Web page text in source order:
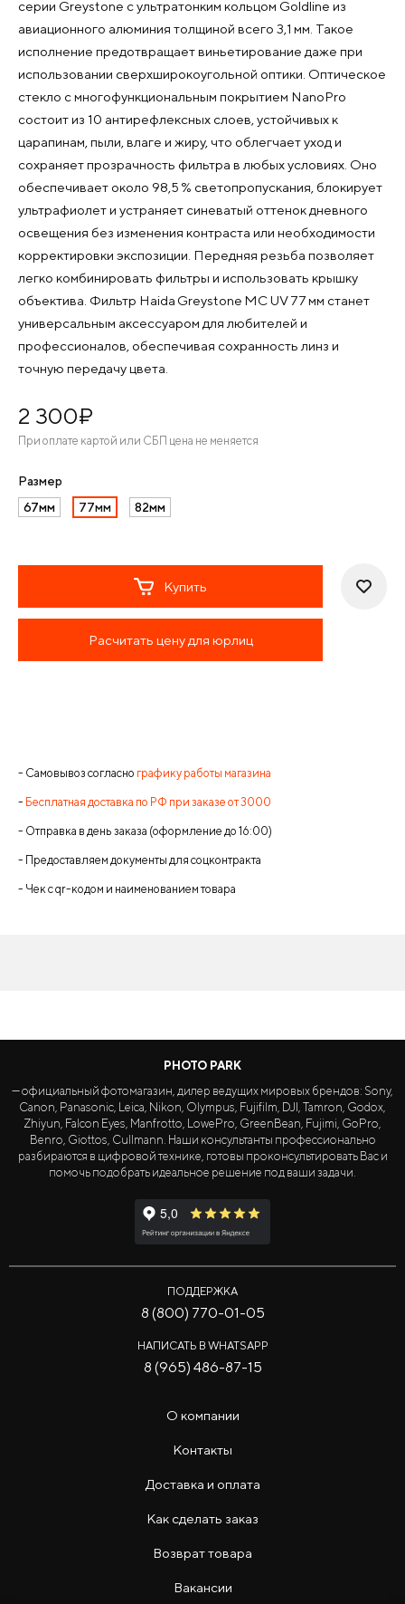
серии Greystone с ультратонким кольцом Goldline из
авиационного алюминия толщиной всего 3,1 мм. Такое
исполнение предотвращает виньетирование даже при
использовании сверхширокоугольной оптики. Оптическое
стекло с многофункциональным покрытием NanoPro
состоит из 10 антирефлексных слоев, устойчивых к
царапинам, пыли, влаге и жиру, что облегчает уход и
сохраняет прозрачность фильтра в любых условиях. Оно
обеспечивает около 98,5 % светопропускания, блокирует
ультрафиолет и устраняет синеватый оттенок дневного
освещения без изменения контраста или необходимости
корректировки экспозиции. Передняя резьба позволяет
легко комбинировать фильтры и использовать крышку
объектива. Фильтр Haida Greystone MC UV 77 мм станет
универсальным аксессуаром для любителей и
профессионалов, обеспечивая сохранность линз и
точную передачу цвета.
2 300¤
При оплате картой или СБП цена не меняется
Размер
67мм
77мм 82мм
Купить
Расчитать цену для юрлиц
- Самовывоз согласно графику работы магазина
- Бесплатная доставка по РФ при заказе от 3000
- Отправка в день заказа (оформление до 16:00)
- Предоставляем документы для соцконтракта
- Чек с qr-кодом и наименованием товара
PHOTO PARK
— официальный фотомагазин, дилер ведущих мировых брендов: Sony,
Canon, Panasonic, Leica, Nikon, Olympus, Fujifilm, DJI, Tamron, Godox,
Zhiyun, Falcon Eyes, Manfrotto, LowePro, GreenBean, Fujimi, GoPro,
Benro, Giottos, Cullmann. Наши консультанты профессионально
разбираются в цифровой технике, готовы проконсультировать Вас и
помочь подобрать идеальное решение под ваши задачи.
ПОДДЕРЖКА
8 (800) 770-01-05
НАПИСАТЬ В WHATSAPP
8 (965) 486-87-15
О компании
Контакты
Доставка и оплата
Как сделать заказ
Возврат товара
Вакансии